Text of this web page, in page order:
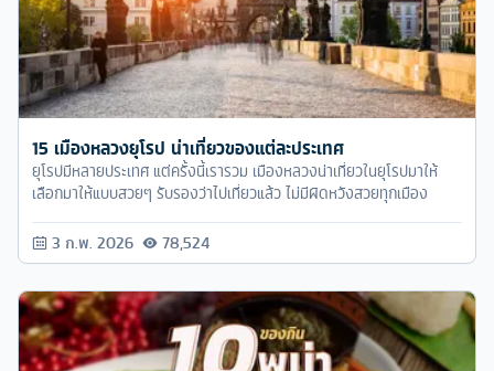
15 เมืองหลวงยุโรป น่าเที่ยวของแต่ละประเทศ
ยุโรปมีหลายประเทศ แต่ครั้งนี้เรารวม เมืองหลวงน่าเที่ยวในยุโรปมาให้
เลือกมาให้แบบสวยๆ รับรองว่าไปเที่ยวแล้ว ไม่มีผิดหวังสวยทุกเมือง
3 ก.พ. 2026 78,524